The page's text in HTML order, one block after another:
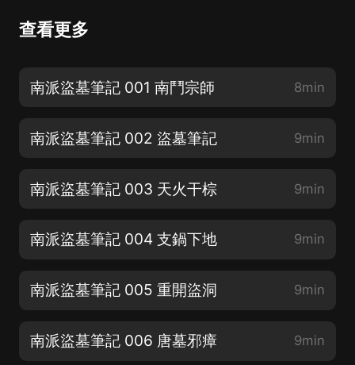
查看更多
南派盜墓筆記 001 南鬥宗師 8min
南派盜墓筆記 002 盜墓筆記 9min
南派盜墓筆記 003 天火干棕 9min
南派盜墓筆記 004 支鍋下地 9min
南派盜墓筆記 005 重開盜洞 9min
南派盜墓筆記 006 唐墓邪瘴 9min